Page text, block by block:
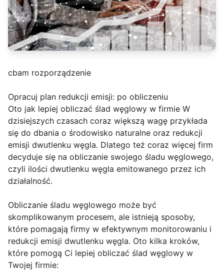
cbam rozporządzenie
Opracuj plan redukcji emisji: po obliczeniu
Oto jak lepiej obliczać ślad węglowy w firmie W
dzisiejszych czasach coraz większą wagę przykłada
się do dbania o środowisko naturalne oraz redukcji
emisji dwutlenku węgla. Dlatego też coraz więcej firm
decyduje się na obliczanie swojego śladu węglowego,
czyli ilości dwutlenku węgla emitowanego przez ich
działalność.
Obliczanie śladu węglowego może być
skomplikowanym procesem, ale istnieją sposoby,
które pomagają firmy w efektywnym monitorowaniu i
redukcji emisji dwutlenku węgla. Oto kilka kroków,
które pomogą Ci lepiej obliczać ślad węglowy w
Twojej firmie: